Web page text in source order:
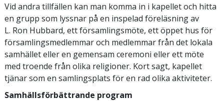
Vid andra tillfällen kan man komma in i kapellet och hitta
en grupp som lyssnar på en inspelad föreläsning av
L. Ron Hubbard, ett församlingsmöte, ett öppet hus för
församlingsmedlemmar och medlemmar från det lokala
samhället eller en gemensam ceremoni eller ett möte
med troende från olika religioner. Kort sagt, kapellet
tjänar som en samlingsplats för en rad olika aktiviteter.
Samhällsförbättrande program